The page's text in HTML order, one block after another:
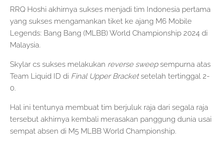
RRQ Hoshi akhirnya sukses menjadi tim Indonesia pertama
yang sukses mengamankan tiket ke ajang M6 Mobile
Legends: Bang Bang (MLBB) World Championship 2024 di
Malaysia.
Skylar cs sukses melakukan reverse sweepsempurna atas
Team Liquid ID di Final Upper Bracketsetelah tertinggal 2-
0.
Hal ini tentunya membuat tim berjuluk raja dari segala raja
tersebut akhirnya kembali merasakan panggung dunia usai
sempat absen di M5 MLBB World Championship.